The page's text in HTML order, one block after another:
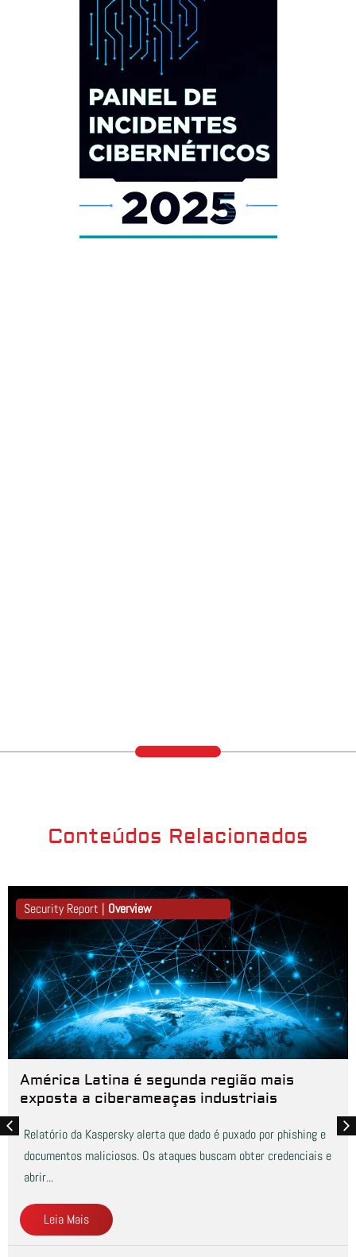
Conteúdos Relacionados
Security Report | Overview
América Latina é segunda região mais
exposta a ciberameaças industriais
Relatório da Kaspersky alerta que dado é puxado por phishing e
documentos maliciosos. Os ataques buscam obter credenciais e
abrir...
Leia Mais